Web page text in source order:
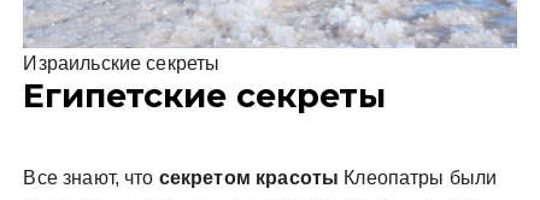
Израильские секреты
Египетские секреты
Все знают, что секретом красоты Клеопатры были